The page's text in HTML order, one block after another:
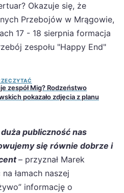
Okazuje się, że
Przebojów w Mrągowie,
17 - 18 sierpnia formacja
zespołu "Happy End"
zespół Mig? Rodzeństwo
pokazało zdjęcia z planu
publiczność nas
się równie dobrze i
– przyznał Marek
łamach naszej
informację o